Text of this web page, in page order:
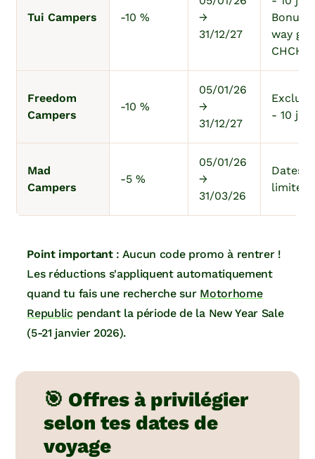
Tui Campers -10 %
→
31/12/27
Bonus
way
CHCH-
Freedom
Campers
-10 %
05/01/26
→
31/12/27
Exclu
- 10 jan
Mad
Campers
-5 %
05/01/26
→
31/03/26
Dates
limitées
Point important: Aucun code promo à rentrer !
Les réductions s'appliquent automatiquement
quand tu fais une recherche sur Motorhome
Republic pendant la période de la New Year Sale
(5-21 janvier 2026).
🎯 Offres à privilégier
selon tes dates de
voyage